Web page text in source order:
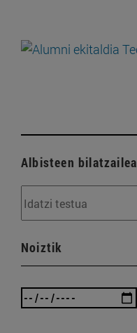
Albisteen bilatzailea
Noiztik